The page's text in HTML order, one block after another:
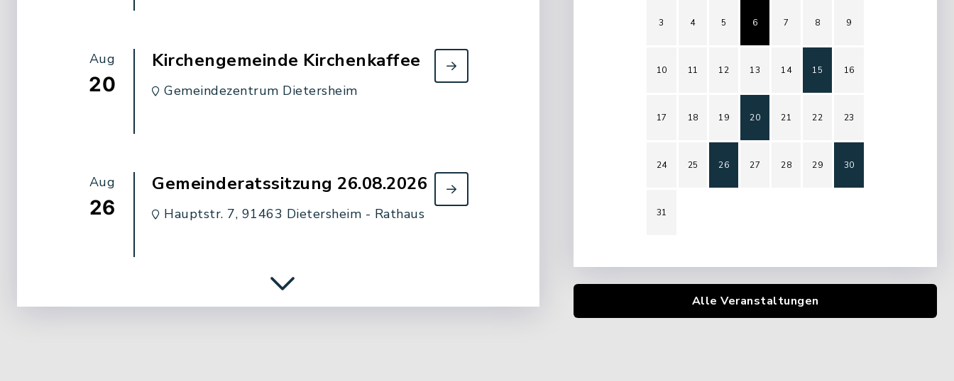
Aug
20
Kirchengemeinde Kirchenkaffee
Gemeindezentrum Dietersheim
Aug
26
Gemeinderatssitzung 26.08.2026
Hauptstr. 7, 91463 Dietersheim - Rathaus
Aug
Kirchengemeinde
3 4 5 6 7 8 9
10 11 12 13 14 15 16
17 18 19 20 21 22 23
24 25 26 27 28 29 30
31
Alle Veranstaltungen